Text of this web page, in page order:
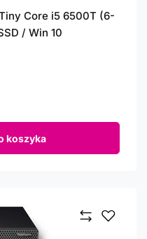
Core i5 6500T (6-
/ Win 10
koszyka